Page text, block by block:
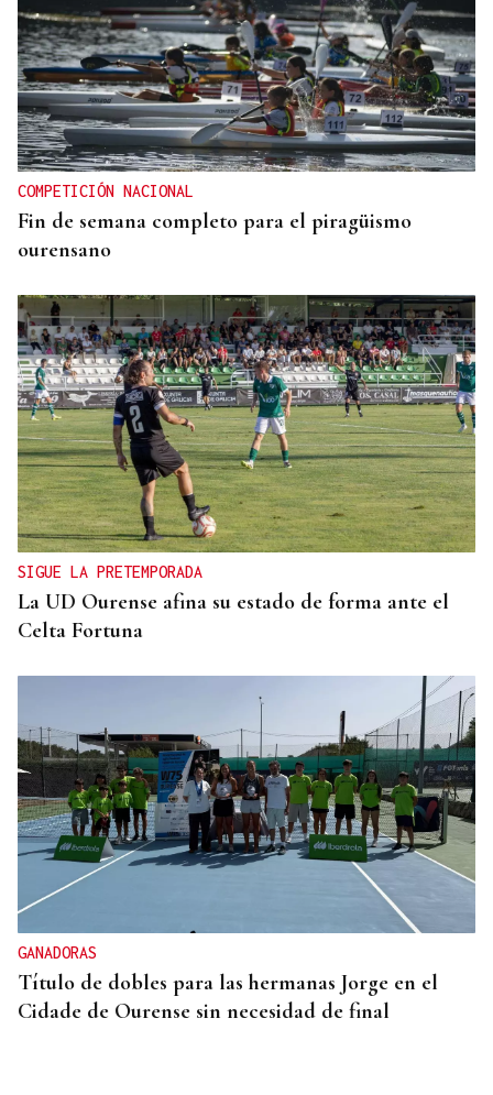
COMPETICIÓN NACIONAL
Fin de semana completo para el piragüismo
ourensano
SIGUE LA PRETEMPORADA
La UD Ourense afina su estado de forma ante el
Celta Fortuna
GANADORAS
Título de dobles para las hermanas Jorge en el
Cidade de Ourense sin necesidad de final